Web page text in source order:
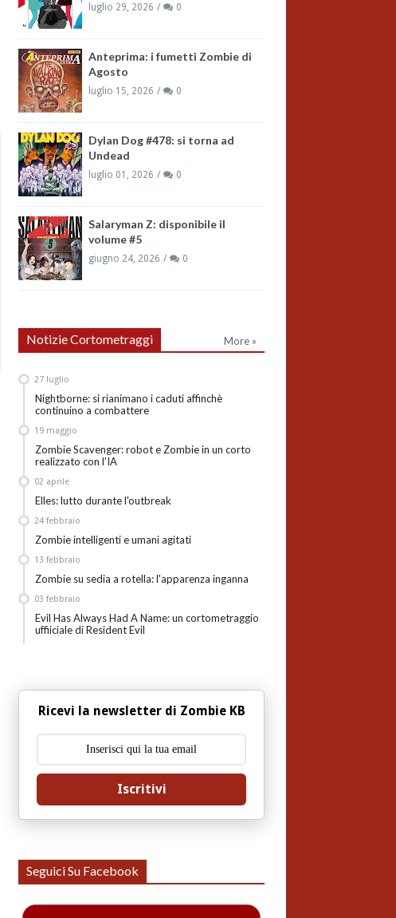
luglio 29, 2026 0
Anteprima: i fumetti Zombie di
Agosto
luglio 15, 2026 0
Dylan Dog #478: si torna ad
Undead
luglio 01, 2026 0
Salaryman Z: disponibile il
volume #5
giugno 24, 2026 0
Notizie Cortometraggi More »
Nightborne: si rianimano i caduti affinchè
continuino a combattere
27 luglio
Zombie Scavenger: robot e Zombie in un corto
realizzato con l'IA
19 maggio
Elles: lutto durante l'outbreak
02 aprile
Zombie intelligenti e umani agitati
24 febbraio
Zombie su sedia a rotella: l'apparenza inganna
13 febbraio
Evil Has Always Had A Name: un cortometraggio
uffiiciale di Resident Evil
03 febbraio
Ricevi la newsletter di Zombie KB
Iscritivi
Seguici Su Facebook